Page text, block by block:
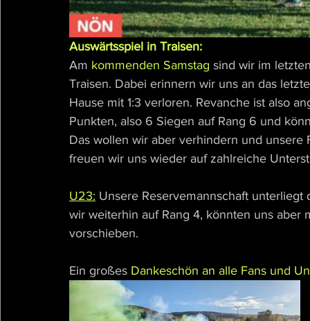
Auswärtsspiel in Traisen:
Am kommenden Samstag sind wir im
Traisen. Dabei erinnern wir uns an das
Hause mit 1:3 verloren. Revanche ist also
Punkten, also 6 Siegen auf Rang 6 und
Das wollen wir aber verhindern und
freuen wir uns wieder auf zahlreiche
U23: Unsere Reservemannschaft
wir weiterhin auf Rang 4, könnten uns
vorschieben.
Ein großes Dankeschön an alle Fans und